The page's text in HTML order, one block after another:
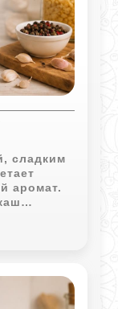
сладким
аромат.